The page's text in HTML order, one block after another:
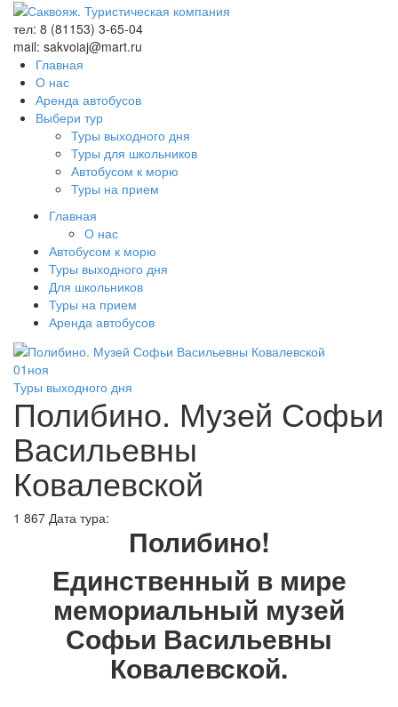
тел: 8 (81153) 3-65-04
mail: sakvoiaj@mart.ru
Главная
О нас
Аренда автобусов
Выбери тур
Туры выходного дня
Туры для школьников
Автобусом к морю
Туры на прием
Главная
О нас
Автобусом к морю
Туры выходного дня
Для школьников
Туры на прием
Аренда автобусов
01 ноя
Туры выходного дня
Полибино. Музей Софьи
Васильевны
Ковалевской
1 867 Дата тура:
Полибино!
Единственный в мире
мемориальный музей
Софьи Васильевны
Ковалевской.